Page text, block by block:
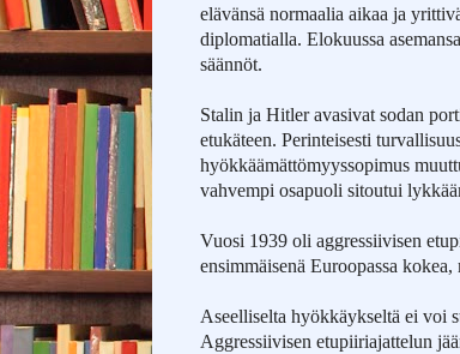
elävänsä normaalia aikaa ja
diplomatialla. Elokuussa
säännöt.
Stalin ja Hitler avasivat sodan
etukäteen. Perinteisesti
hyökkäämättömyyssopimus
vahvempi osapuoli sitoutui
Vuosi 1939 oli aggressiivisen
ensimmäisenä Euroopassa
Aseelliselta hyökkäykseltä ei voi
Aggressiivisen etupiiriajattelun